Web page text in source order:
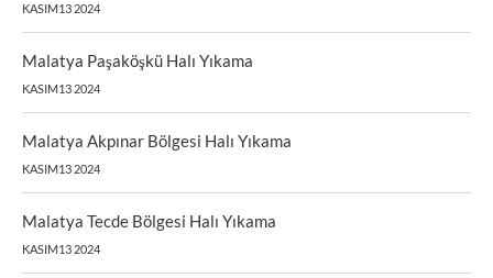
KASIM13 2024
Malatya Paşaköşkü Halı Yıkama
KASIM13 2024
Malatya Akpınar Bölgesi Halı Yıkama
KASIM13 2024
Malatya Tecde Bölgesi Halı Yıkama
KASIM13 2024